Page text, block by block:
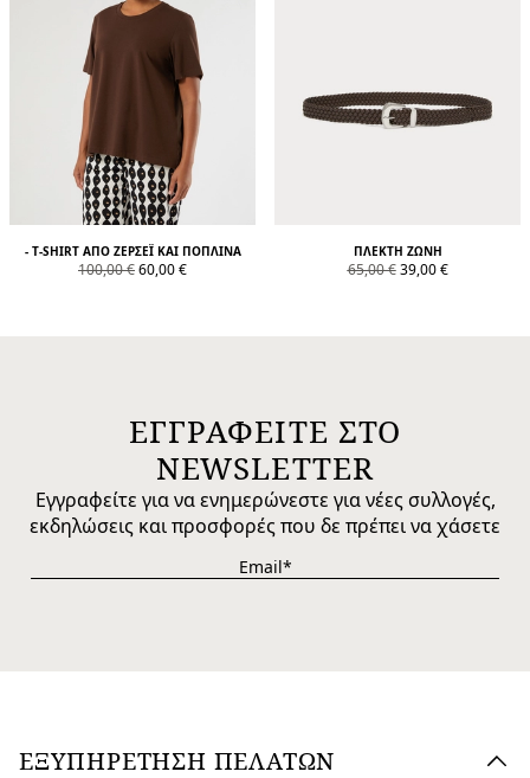
- T-SHIRT ΑΠΌ ΖΈΡΣΕΪ ΚΑΙ ΠΟΠΛΊΝΑ
product.price.original
100,00 €product.price.sale
60,00 €
ΠΛΕΚΤΉ ΖΏΝΗ
product.price.original
65,00 € product.price.sale
39,00 €
ΕΓΓΡΑΦΕΙΤΕ ΣΤΟ
NEWSLETTER
Εγγραφείτε για να ενημερώνεστε για νέες συλλογές,
εκδηλώσεις και προσφορές που δε πρέπει να χάσετε
ΕΞΥΠΗΡΕΤΗΣΗ ΠΕΛΑΤΩΝ